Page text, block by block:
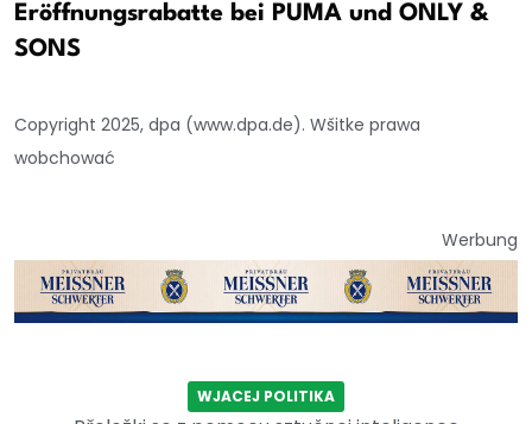
Eröffnungsrabatte bei PUMA und ONLY &
SONS
Copyright 2025, dpa (www.dpa.de). Wšitke prawa
wobchować
Werbung
WJACEJ POLITIKA